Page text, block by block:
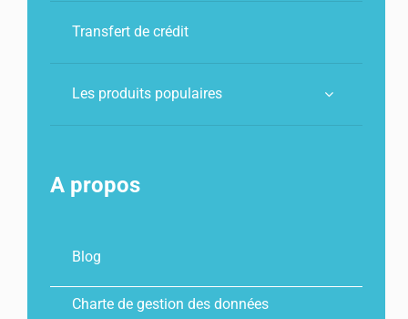
Transfert de crédit
Les produits populaires
A propos
Blog
Charte de gestion des données